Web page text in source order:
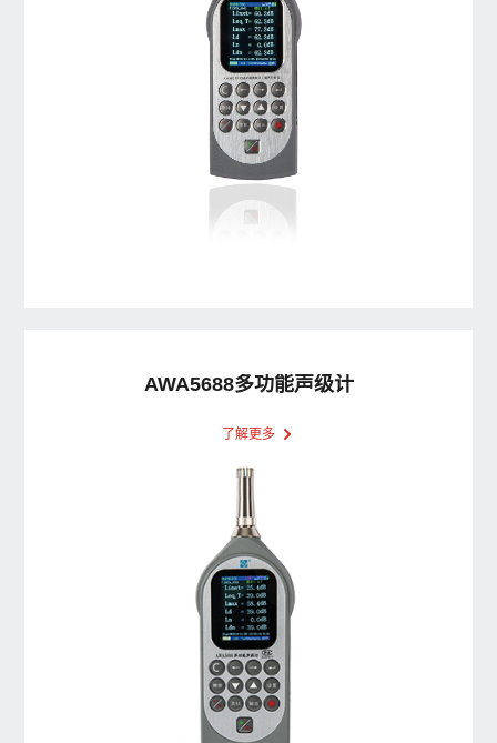
AWA5688多功能声级计
了解更多